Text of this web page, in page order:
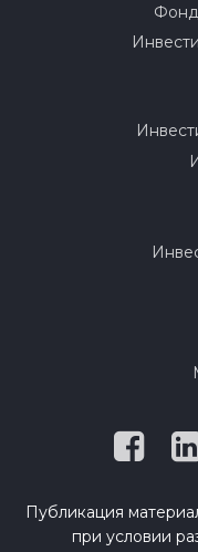
Публикация
при условии